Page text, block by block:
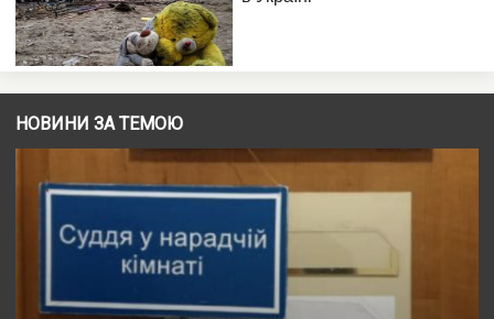
НОВИНИ ЗА ТЕМОЮ